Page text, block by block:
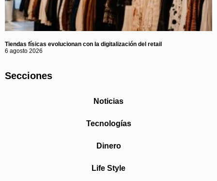
Tiendas físicas evolucionan con la digitalización del retail
6 agosto 2026
Secciones
Noticias
Tecnologías
Dinero
Life Style